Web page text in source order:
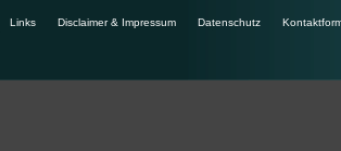
Links Disclaimer & Impressum Datenschutz